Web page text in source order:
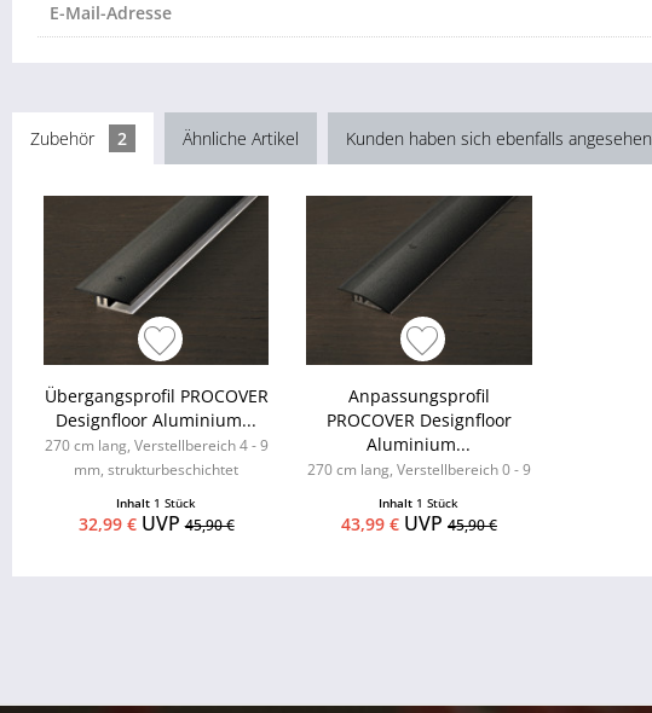
E-Mail-Adresse
Zubehör 2 Ähnliche Artikel Kunden haben sich ebenfalls angesehen
Übergangsprofil PROCOVER
Designfloor Aluminium...
270 cm lang, Verstellbereich 4 - 9
mm, strukturbeschichtet
Inhalt 1 Stück
32,99 €UVP45,90 €
Anpassungsprofil
PROCOVER Designfloor
Aluminium...
270 cm lang, Verstellbereich 0 - 9
Inhalt 1 Stück
43,99 €UVP 45,90 €